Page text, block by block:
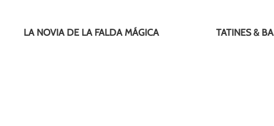
LA NOVIA DE LA FALDA MÁGICA TATINES &